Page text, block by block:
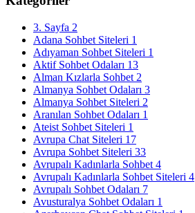
3. Sayfa 2
Adana Sohbet Siteleri 1
Adıyaman Sohbet Siteleri 1
Aktif Sohbet Odaları 13
Alman Kızlarla Sohbet 2
Almanya Sohbet Odaları 3
Almanya Sohbet Siteleri 2
Aranılan Sohbet Odaları 1
Ateist Sohbet Siteleri 1
Avrupa Chat Siteleri 17
Avrupa Sohbet Siteleri 33
Avrupalı Kadınlarla Sohbet 4
Avrupalı Kadınlarla Sohbet Siteleri 4
Avrupalı Sohbet Odaları 7
Avusturalya Sohbet Odaları 1